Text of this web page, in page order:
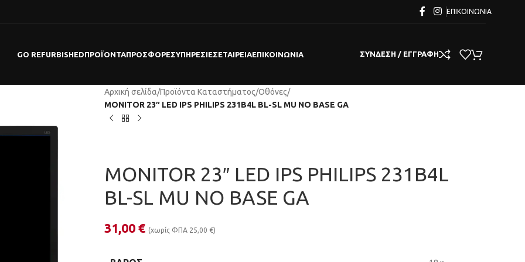
ΕΠΙΚΟΙΝΩΝΊΑ
GO REFURBISHEDΠΡΟΪΌΝΤΑΠΡΟΣΦΟΡΕΣΥΠΗΡΕΣΊΕΣΕΤΑΙΡΕΊΑΕΠΙΚΟΙΝΩΝΊΑ ΣΎΝΔΕΣΗ / ΕΓΓΡΑΦΉ
Αρχική σελίδα/Προϊόντα Καταστήματος/Οθόνες/
MONITOR 23″ LED IPS PHILIPS 231B4L BL-SL MU NO BASE GA
MONITOR 23″ LED IPS PHILIPS 231B4L
BL-SL MU NO BASE GA
31,00 € (χωρίς ΦΠΑ 25,00 €)